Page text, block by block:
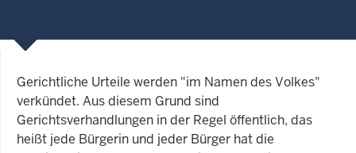
Gerichtliche Urteile werden "im Namen des Volkes"
verkündet. Aus diesem Grund sind
Gerichtsverhandlungen in der Regel öffentlich, das
heißt jede Bürgerin und jeder Bürger hat die